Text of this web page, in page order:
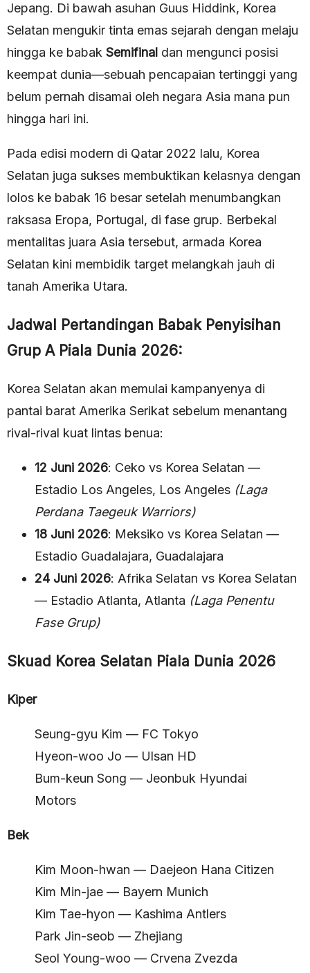
Jepang. Di bawah asuhan Guus Hiddink, Korea
Selatan mengukir tinta emas sejarah dengan melaju
hingga ke babak Semifinal dan mengunci posisi
keempat dunia—sebuah pencapaian tertinggi yang
belum pernah disamai oleh negara Asia mana pun
hingga hari ini.
Pada edisi modern di Qatar 2022 lalu, Korea
Selatan juga sukses membuktikan kelasnya dengan
lolos ke babak 16 besar setelah menumbangkan
raksasa Eropa, Portugal, di fase grup. Berbekal
mentalitas juara Asia tersebut, armada Korea
Selatan kini membidik target melangkah jauh di
tanah Amerika Utara.
Jadwal Pertandingan Babak Penyisihan
Grup A Piala Dunia 2026:
Korea Selatan akan memulai kampanyenya di
pantai barat Amerika Serikat sebelum menantang
rival-rival kuat lintas benua:
12 Juni 2026: Ceko vs Korea Selatan —
Estadio Los Angeles, Los Angeles (Laga
Perdana Taegeuk Warriors)
18 Juni 2026: Meksiko vs Korea Selatan —
Estadio Guadalajara, Guadalajara
24 Juni 2026: Afrika Selatan vs Korea Selatan
— Estadio Atlanta, Atlanta (Laga Penentu
Fase Grup)
Skuad Korea Selatan Piala Dunia 2026
Kiper
Seung-gyu Kim — FC Tokyo
Hyeon-woo Jo — Ulsan HD
Bum-keun Song — Jeonbuk Hyundai
Motors
Bek
Kim Moon-hwan — Daejeon Hana Citizen
Kim Min-jae — Bayern Munich
Kim Tae-hyon — Kashima Antlers
Park Jin-seob — Zhejiang
Seol Young-woo — Crvena Zvezda